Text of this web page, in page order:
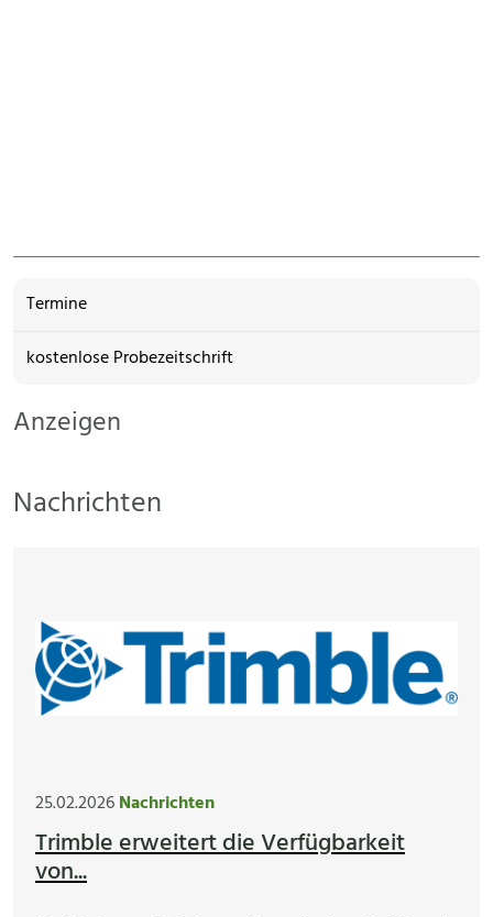
Termine
kostenlose Probezeitschrift
Anzeigen
Nachrichten
25.02.2026Nachrichten
Trimble erweitert die Verfügbarkeit
von...